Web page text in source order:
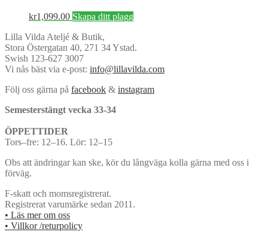
kr1,099.00 Skapa ditt plagg
Lilla Vilda Ateljé & Butik,
Stora Östergatan 40, 271 34 Ystad.
Swish 123-627 3007
Vi nås bäst via e-post: info@lillavilda.com
Följ oss gärna på facebook & instagram
Semesterstängt vecka 33-34
ÖPPETTIDER
Tors–fre: 12–16. Lör: 12–15
Obs att ändringar kan ske, kör du långväga kolla gärna med oss i
förväg.
F-skatt och momsregistrerat.
Registrerat varumärke sedan 2011.
• Läs mer om oss
• Villkor /returpolicy